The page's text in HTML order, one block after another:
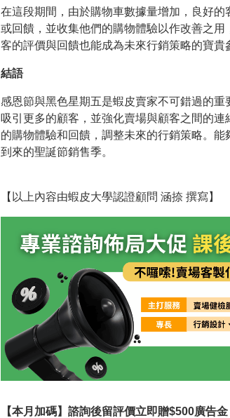
在這段期間，由於購物車數據量增加，良好
或回饋，並收集他們的購物體驗以作改善之
客的評價與回饋也能成為未來行銷策略的寶貴
結語
感恩節與黑色星期五是蝦皮賣家不可錯過的
吸引更多的顧客，並強化賣場與顧客之間的
的購物體驗和回饋，調整未來的行銷策略。
到來的聖誕節銷售季。
【以上內容由蝦皮大學認證顧問 涵捺 撰寫】
【本月加碼】諮詢後留評價立即贈$500廣告金